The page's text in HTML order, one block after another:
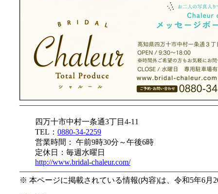
四万十市中村一条通3丁目4-11
TEL： 0880-34-2259
営業時間： 午前9時30分～午後6時
定休日：毎週水曜日
http://www.bridal-chaleur.com/
※ 本ページに掲載されている情報(内容)は、令和5年6月